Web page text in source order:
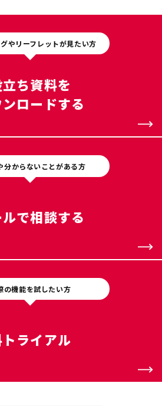
やリーフレットが見たい方
ち資料を
ロードする
分からないことがある方
で相談する
の機能を試したい方
ライアル